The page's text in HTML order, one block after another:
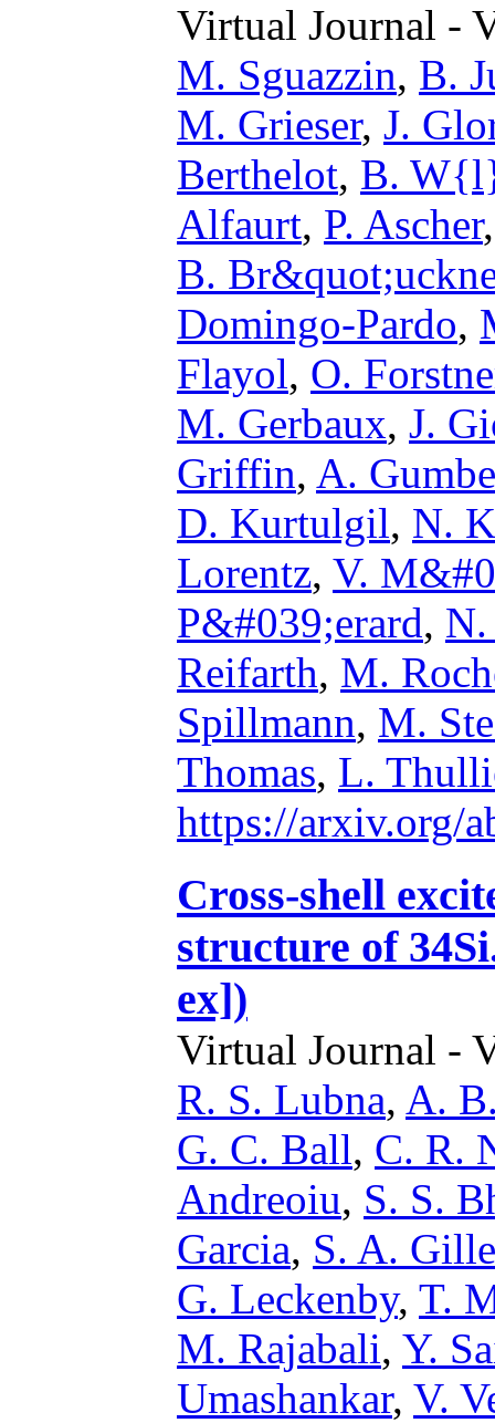
Virtual Journal -
M. Sguazzin, B.
M. Grieser, J.
Berthelot, B.
Alfaurt, P. Ascher
B.
Domingo-Pardo,
Flayol, O.
M. Gerbaux, J.
Griffin, A.
D. Kurtulgil, N.
Lorentz, V.
P&#039;erard,
Reifarth, M.
Spillmann, M.
Thomas, L.
https://arxiv.org/
Cross-shell
structure of
ex])
Virtual Journal -
R. S. Lubna, A.
G. C. Ball, C. R.
Andreoiu, S. S.
Garcia, S. A.
G. Leckenby, T.
M. Rajabali, Y.
Umashankar, V.